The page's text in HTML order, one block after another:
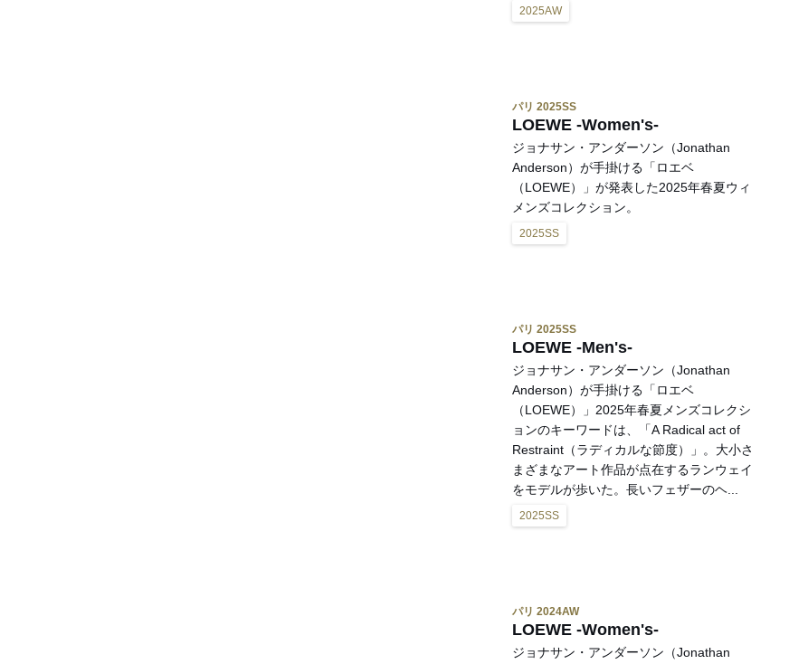
2025AW
パリ 2025SS
LOEWE -Women's-
ジョナサン・アンダーソン（Jonathan
Anderson）が手掛ける「ロエベ
（LOEWE）」が発表した2025年春夏ウィ
メンズコレクション。
2025SS
パリ 2025SS
LOEWE -Men's-
ジョナサン・アンダーソン（Jonathan
Anderson）が手掛ける「ロエベ
（LOEWE）」2025年春夏メンズコレクシ
ョンのキーワードは、「A Radical act of
Restraint（ラディカルな節度）」。大小さ
まざまなアート作品が点在するランウェイ
をモデルが歩いた。長いフェザーのヘ...
2025SS
パリ 2024AW
LOEWE -Women's-
ジョナサン・アンダーソン（Jonathan